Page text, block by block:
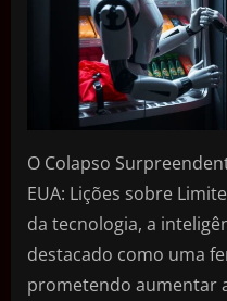
O Colapso
EUA: Lições sobre
da tecnologia, a
destacado como uma
prometendo aumentar